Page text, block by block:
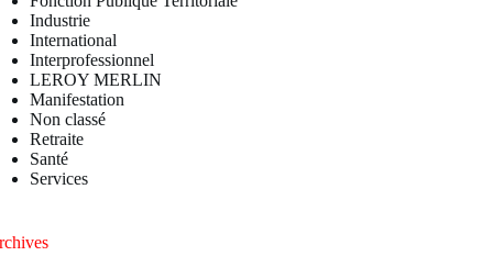
Industrie
International
Interprofessionnel
LEROY MERLIN
Manifestation
Non classé
Retraite
Santé
Services